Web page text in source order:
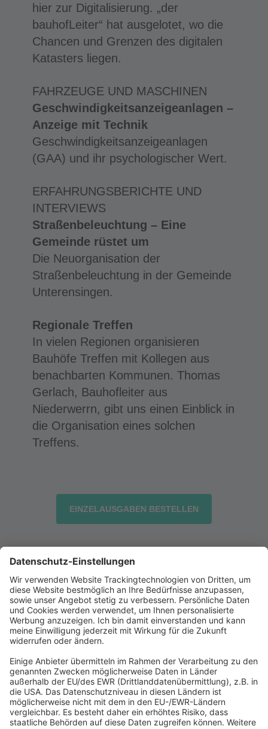
hier zur Digitalisierung. „der
bauhofLeiter“ hat ausgelotet, wo die
Chancen und Grenzen des digitalen
Katasters liegen.
FAHRZEUGE UND MASCHINEN
Geschwindigkeitsanzeigeanlagen –
Anzeige mit Technik
Geschwindigkeitsanzeigeanlagen
(GAA) und ihr psychologischer Wert.
ERFAHRUNGSBERICHTE UND
INTERVIEWS
Straßenbeleuchtung – Eine
Gemeinde rüstet um
Die Neuorganisation der
Straßenbeleuchtung in der Gemeinde
Unterensingen.
Regionale Treffen
In vielen Regionen organisieren
Bauhöfe Treffen mit Kollegen aus
benachbarten Kommunen. Thomas
Gerlach, Bauhofleiter aus
Niederwerrn, gibt uns einen Einblick in
die Organisation eines solchen
Treffens.
EINZELAUSGABEN BESTELLEN
Abonnement anfordern|Abo kündigen
Werben bei uns